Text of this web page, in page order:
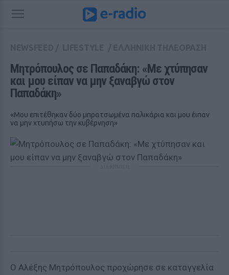
Μητρόπουλος σε Παπαδάκη: «Με χτύπησαν
και μου είπαν να μην ξαναβγώ στον
Παπαδάκη»
«Μου επιτέθηκαν δύο μπρατσωμένα παλικάρια και μου έιπαν
να μην χτυπήσω την κυβέρνηση»
Ο Αλέξης Μητρόπουλος προχώρησε σε καταγγελία